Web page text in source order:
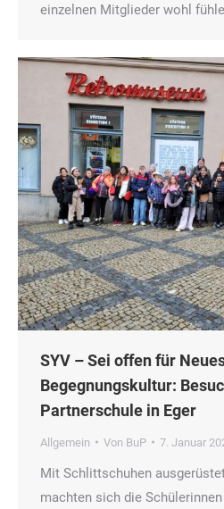
einzelnen Mitglieder wohl
SYV – Sei offen für
Begegnungskultur:
Partnerschule in Eger
Allgemein Von BuP 7. Januar
Mit Schlittschuhen
machten sich die